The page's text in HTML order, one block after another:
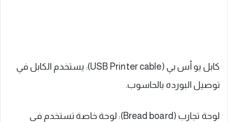
كابل يو أس بي (USB Printer cable): يستخدم الكابل في
توصيل البورده بالحاسوب.
لوحة تجارب (Bread board): لوحة خاصة تستخدم في